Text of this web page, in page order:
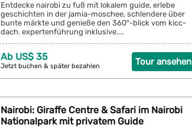
Entdecke nairobi zu fuß mit lokalem guide, erlebe
geschichten in der jamia-moschee, schlendere über
bunte märkte und genieße den 360°-blick vom kicc-
dach. expertenführung inklusive....
Tour ansehen
Ab US$ 35
Jetzt buchen & später bezahlen
Nairobi: Giraffe Centre & Safari im Nairobi
Nationalpark mit privatem Guide